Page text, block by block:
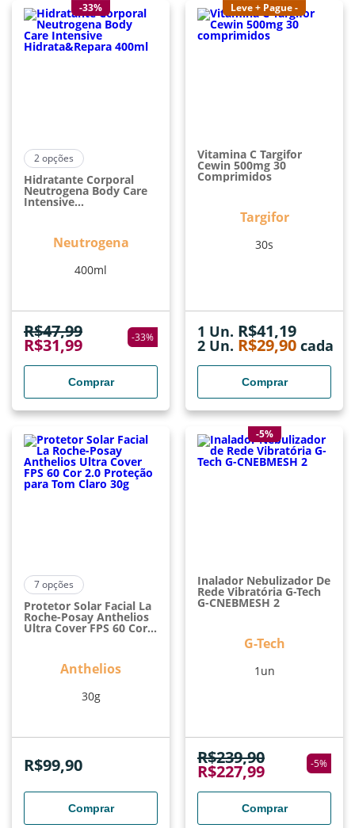
-33%
2opções
Hidratante Corporal
Neutrogena Body Care
Intensive
Neutrogena
400ml
R$47,99
R$31,99 -33%
Comprar
Leve + Pague -
Vitamina C Targifor
Cewin 500mg 30
Comprimidos
Targifor
30s
1 Un. R$41,19
2 Un. R$29,90 cada
Comprar
7opções
Protetor Solar Facial La
Roche-Posay Anthelios
Ultra Cover FPS 60 Cor
Anthelios
30g
R$99,90
Comprar
-5%
Inalador Nebulizador De
Rede Vibratória G-Tech
G-CNEBMESH 2
G-Tech
1un
R$239,90
R$227,99 -5%
Comprar